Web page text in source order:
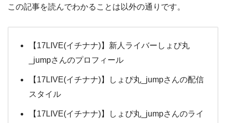
この記事を読んでわかることは以外の通りです。
【17LIVE(イチナナ)】新人ライバーしょぴ丸
_jumpさんのプロフィール
【17LIVE(イチナナ)】しょぴ丸_jumpさんの配信
スタイル
【17LIVE(イチナナ)】しょぴ丸_jumpさんのライ